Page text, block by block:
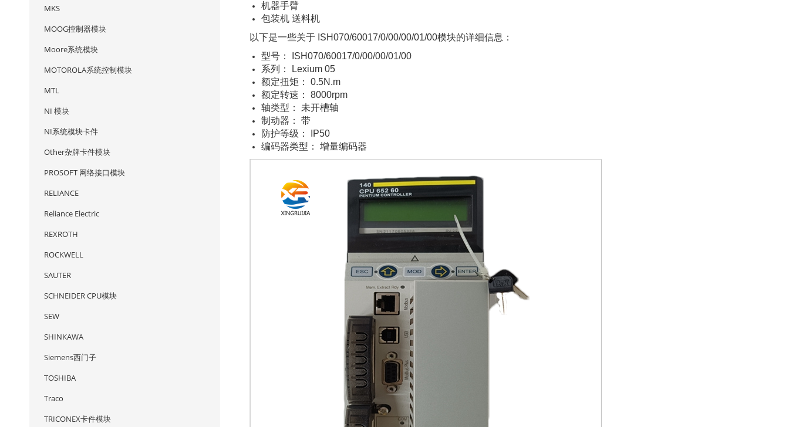
机器手臂
包装机 送料机
以下是一些关于 ISH070/60017/0/00/00/01/00模块的详细信息：
型号： ISH070/60017/0/00/00/01/00
系列： Lexium 05
额定扭矩： 0.5N.m
额定转速： 8000rpm
轴类型： 未开槽轴
制动器： 带
防护等级： IP50
编码器类型： 增量编码器
MKS
MOOG控制器模块
Moore系统模块
MOTOROLA系统控制模块
MTL
NI 模块
NI系统模块卡件
Other杂牌卡件模块
PROSOFT 网络接口模块
RELIANCE
Reliance Electric
REXROTH
ROCKWELL
SAUTER
SCHNEIDER CPU模块
SEW
SHINKAWA
Siemens西门子
TOSHIBA
Traco
TRICONEX卡件模块